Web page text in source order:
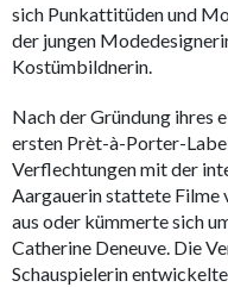
sich Punkattitüden und
der jungen
Kostümbildnerin.
Nach der Gründung ihres
ersten Prèt-à-Porter-
Verflechtungen mit der
Aargauerin stattete Filme
aus oder kümmerte sich
Catherine Deneuve. Die
Schauspielerin